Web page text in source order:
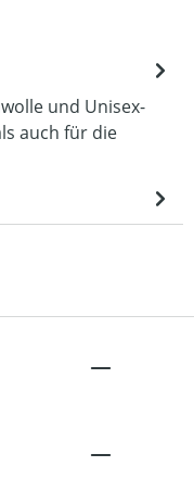
und Unisex-
auch für die